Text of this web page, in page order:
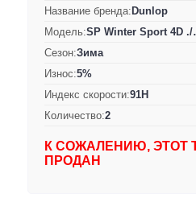
Название бренда:Dunlop
Модель:SP Winter Sport 4D
Сезон:Зима
Износ:5%
Индекс скорости:91H
Количество:2
К СОЖАЛЕНИЮ, ЭТОТ
ПРОДАН